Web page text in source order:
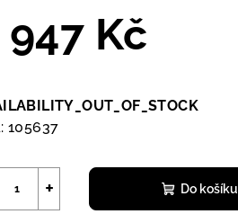
947 Kč
105637
+ Do košíku